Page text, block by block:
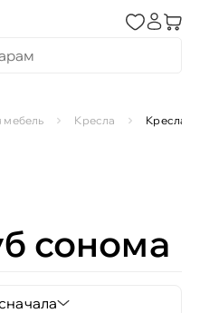
мебель Кресла Кресла
сонома